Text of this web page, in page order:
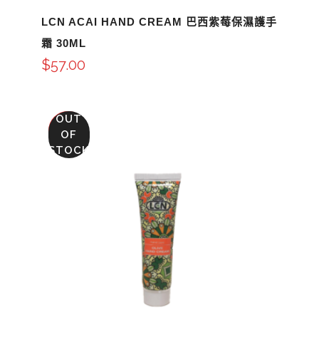
LCN ACAI HAND CREAM 巴西紫莓保濕護手
霜 30ML
$57.00
SALE
OUT
OF
STOCK